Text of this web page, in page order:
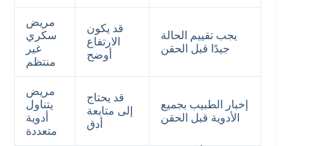
مريض
سكري
غير
منتظم
قد يكون
الارتفاع
أوضح
يجب تقييم الحالة
جيدًا قبل الحقن
مريض
يتناول
أدوية
متعددة
قد يحتاج
إلى متابعة
أدق
إخبار الطبيب بجميع
الأدوية قبل الحقن